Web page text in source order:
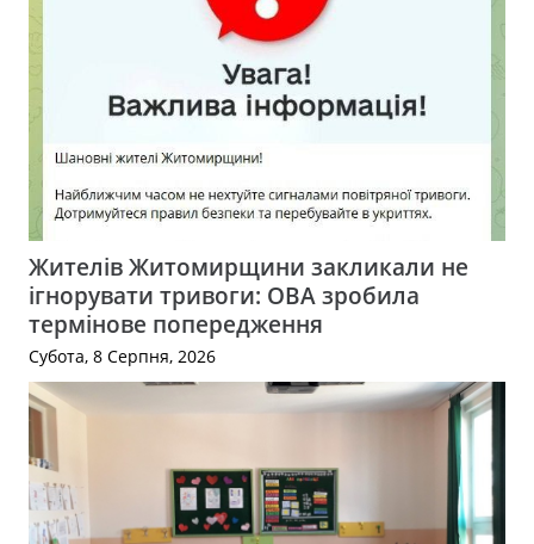
Жителів Житомирщини закликали не
ігнорувати тривоги: ОВА зробила
термінове попередження
Субота, 8 Серпня, 2026